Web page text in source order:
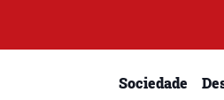
Sociedade